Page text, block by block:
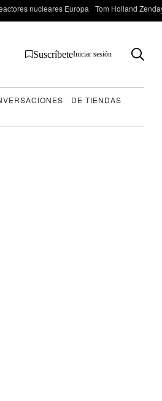
nucleares Europa Tom Holland
SuscríbeteIniciar sesión
DE TIENDAS